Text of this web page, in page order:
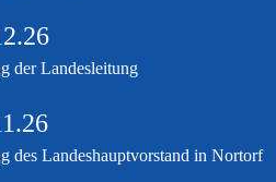
der Landesleitung
des Landeshauptvorstand in Nortorf